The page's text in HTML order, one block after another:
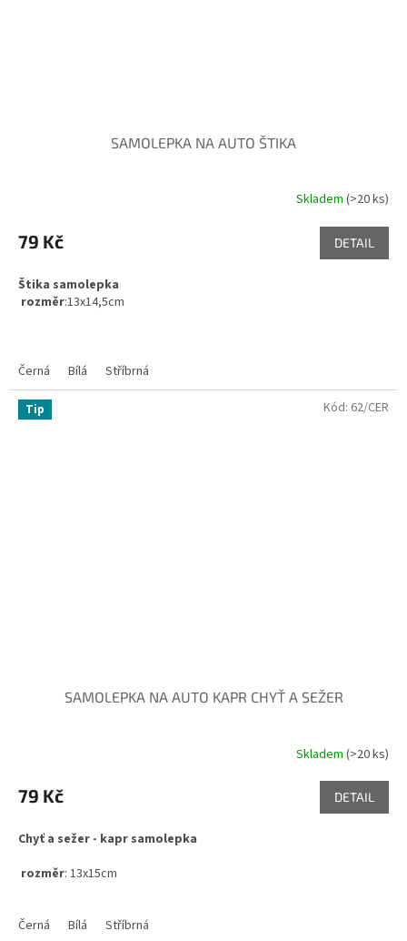
SAMOLEPKA NA AUTO ŠTIKA
Skladem (>20 ks)
79 Kč DETAIL
Štika samolepka
rozměr:13x14,5cm
Černá Bílá Stříbrná
Tip
SAMOLEPKA NA AUTO KAPR CHYŤ A SEŽER
produktu
je
z
hvězdiček.
Skladem(>20 ks)
79 Kč DETAIL
Chyť a sežer - kapr samolepka
rozměr: 13x15cm
Černá Bílá Stříbrná
Kód: 62/CER